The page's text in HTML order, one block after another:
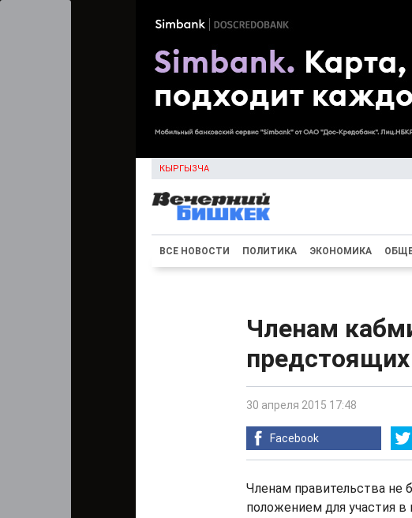
КЫРГЫЗЧА
ВСЕ НОВОСТИ ПОЛИТИКА ЭКОНОМИКА
Членам
30 апреля 2015 17:48
Facebook
Членам правительства не
положением для участия